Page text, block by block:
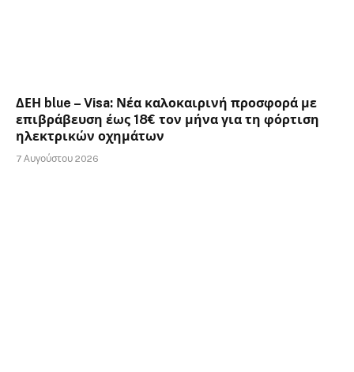
ΔΕΗ blue – Visa: Νέα καλοκαιρινή προσφορά με
επιβράβευση έως 18€ τον μήνα για τη φόρτιση
ηλεκτρικών οχημάτων
7 Αυγούστου 2026